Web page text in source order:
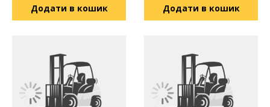
Додати в кошик Додати в кошик